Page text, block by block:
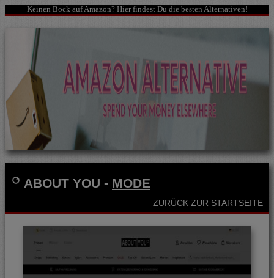
Keinen Bock auf Amazon? Hier findest Du die besten Alternativen!
ABOUT YOU - MODE
ZURÜCK ZUR STARTSEITE